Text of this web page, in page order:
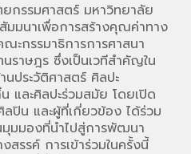
กรรมศาสตร์ มหาวิทยาลัย
มมนาเพื่อการสร้างคุณค่าทาง
ะกรรมาธิการการศาสนา
ราษฎร ซึ่งเป็นเวทีสำคัญใน
ประวัติศาสตร์ ศิลปะ
ละศิลปะร่วมสมัย โดยเปิด
ปิน และผู้ที่เกี่ยวข้อง ได้ร่วม
มุมมองที่นำไปสู่การพัฒนา
สรรค์ การเข้าร่วมในครั้งนี้